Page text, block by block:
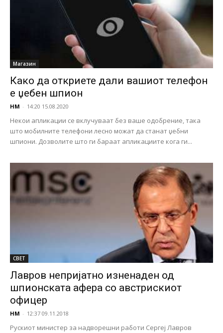
Магазин
Како да откриете дали вашиот телефон
е џебен шпион
НМ - 14:20 15.08.2020
Некои апликации се вклучуваат без ваше одобрение, така
што мобилните телефони лесно можат да станат џебни
шпиони. Дозволите што ги бараат апликациите кога ги...
СВЕТ
Лавров непријатно изненаден од
шпионската афера со австрискиот
офицер
НМ - 12:37 09.11.2018
Рускиот министер за надворешни работи Сергеј Лавров